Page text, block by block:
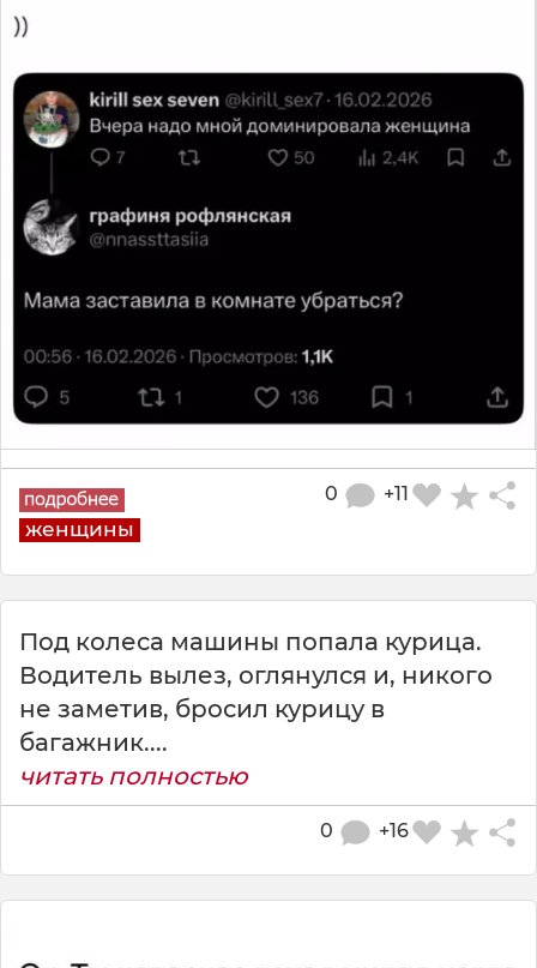
женщины
+11
0
Под колеса машины попала курица.
Водитель вылез, оглянулся и, никого
не заметив, бросил курицу в
багажник....
читать полностью
+16
0